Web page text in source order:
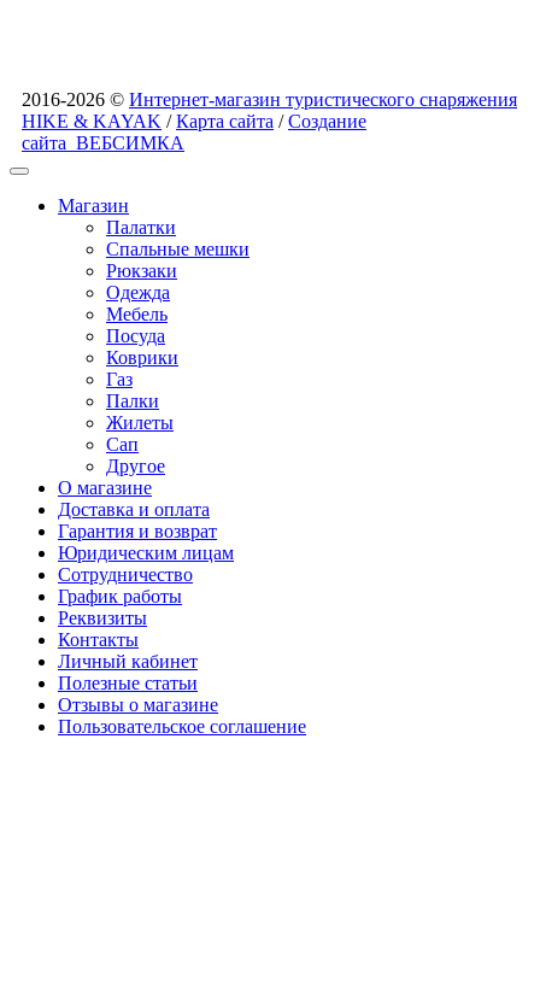
2016-2026 © Интернет-магазин туристического снаряжения
HIKE & KAYAK /Карта сайта /Создание
сайта ВЕБСИМКА
Магазин
Палатки
Спальные мешки
Рюкзаки
Одежда
Мебель
Посуда
Коврики
Газ
Палки
Жилеты
Сап
Другое
О магазине
Доставка и оплата
Гарантия и возврат
Юридическим лицам
Сотрудничество
График работы
Реквизиты
Контакты
Личный кабинет
Полезные статьи
Отзывы о магазине
Пользовательское соглашение